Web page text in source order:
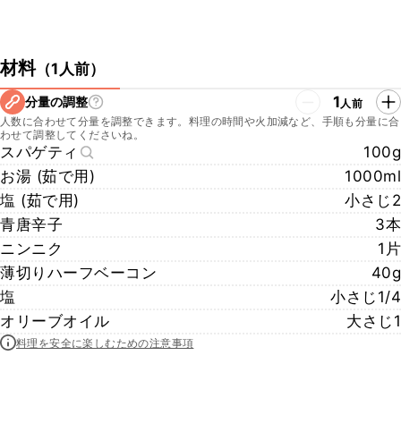
材料（1人前）
分量の調整 1人前
人数に合わせて分量を調整できます。料理の時間や火加減など、手順も分量に合
わせて調整してくださいね。
スパゲティ
100g
お湯 (茹で用)
1000ml
塩 (茹で用)
小さじ2
青唐辛子
3本
ニンニク
1片
薄切りハーフベーコン
40g
塩
小さじ1/4
オリーブオイル
大さじ1
料理を安全に楽しむための注意事項